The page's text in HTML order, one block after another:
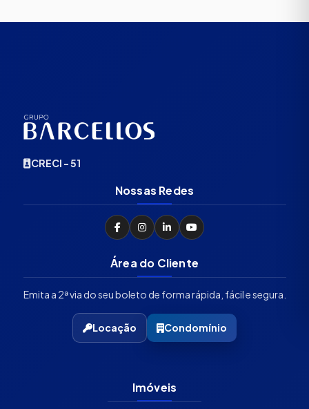
CRECI - 51
Nossas Redes
Área do Cliente
Emita a 2ª via do seu boleto de forma rápida, fácil e segura.
Locação Condomínio
Imóveis